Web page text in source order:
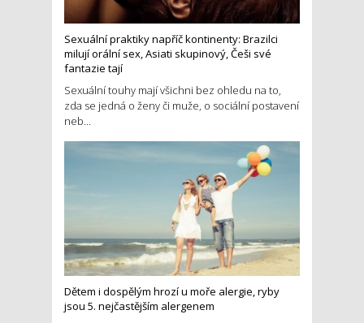
Sexuální praktiky napříč kontinenty: Brazilci
milují orální sex, Asiati skupinový, Češi své
fantazie tají
Sexuální touhy mají všichni bez ohledu na to,
zda se jedná o ženy či muže, o sociální postavení
neb...
Dětem i dospělým hrozí u moře alergie, ryby
jsou 5. nejčastějším alergenem